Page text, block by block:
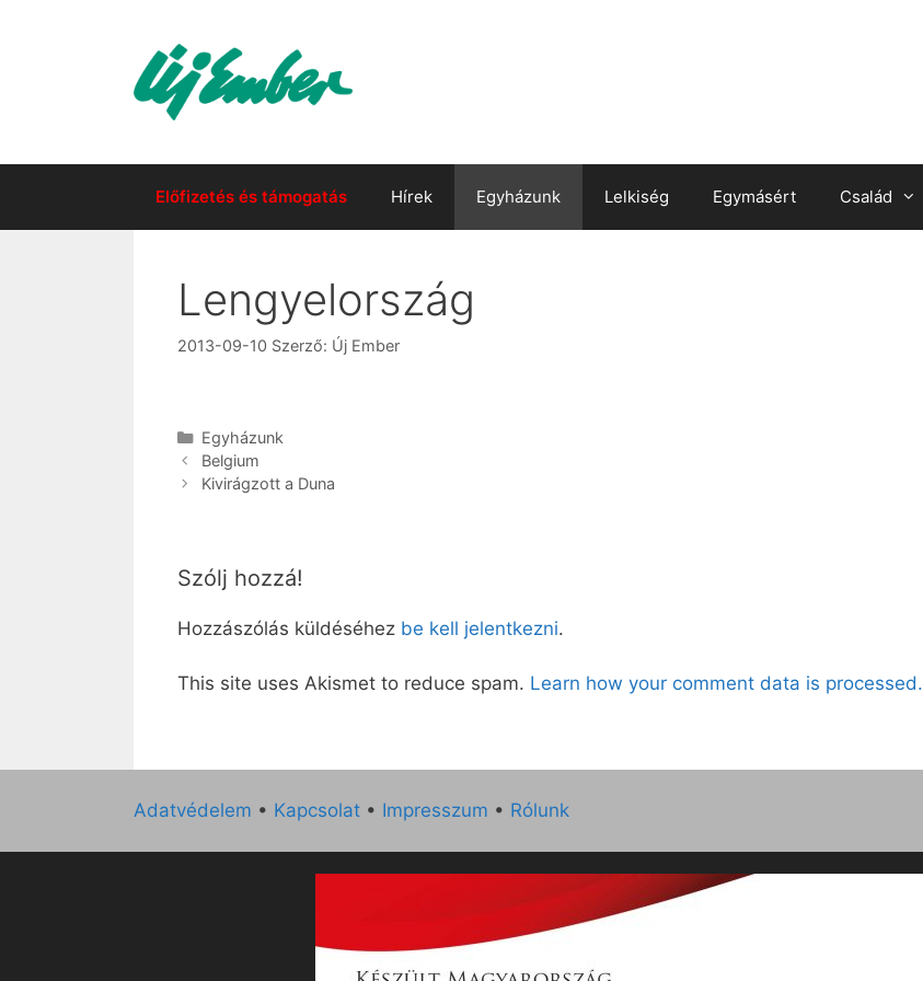
Előfizetés és támogatás Hírek Egyházunk Lelkiség Egymásért Család
Lengyelország
2013-09-10 Szerző: Új Ember
Kategória
Egyházunk
Belgium
Kivirágzott a Duna
Szólj hozzá!
Hozzászólás küldéséhez be kell jelentkezni.
This site uses Akismet to reduce spam. Learn how your comment data is processed.
Adatvédelem • Kapcsolat • Impresszum • Rólunk